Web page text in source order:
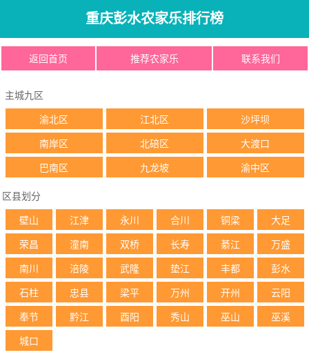
重庆彭水农家乐排行榜
返回首页 推荐农家乐 联系我们
主城九区
渝北区 江北区 沙坪坝
南岸区 北碚区 大渡口
巴南区 九龙坡 渝中区
区县划分
壁山 江津 永川 合川 铜梁 大足
荣昌 潼南 双桥 长寿 綦江 万盛
南川 涪陵 武隆 垫江 丰都 彭水
石柱 忠县 梁平 万州 开州 云阳
奉节 黔江 酉阳 秀山 巫山 巫溪
城口